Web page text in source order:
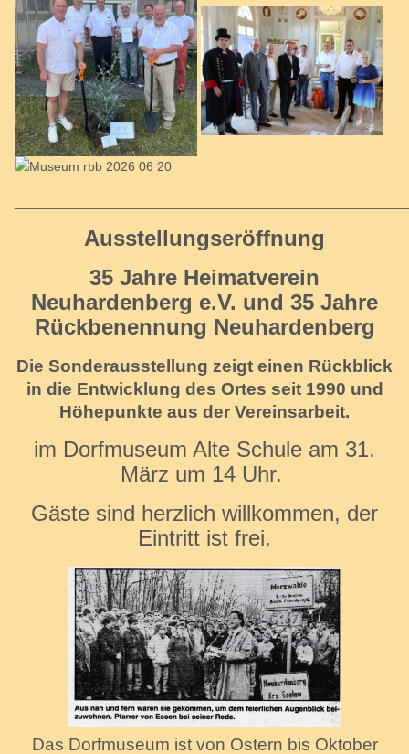
Ausstellungseröffnung
35 Jahre Heimatverein
Neuhardenberg e.V. und 35 Jahre
Rückbenennung Neuhardenberg
Die Sonderausstellung zeigt einen Rückblick
in die Entwicklung des Ortes seit 1990 und
Höhepunkte aus der Vereinsarbeit.
im Dorfmuseum Alte Schule am 31.
März um 14 Uhr.
Gäste sind herzlich willkommen, der
Eintritt ist frei.
Das Dorfmuseum ist von Ostern bis Oktober